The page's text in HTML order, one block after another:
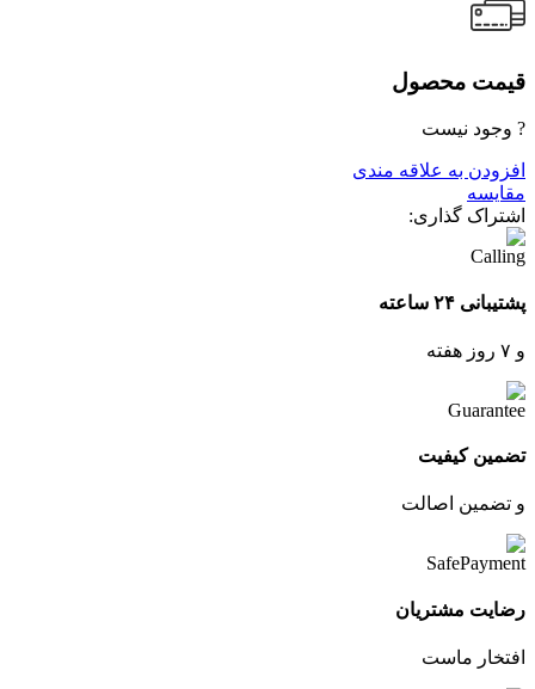
قیمت محصول
? وجود نیست
افزودن به علاقه مندی
مقایسه
اشتراک گذاری:
پشتیبانی ۲۴ ساعته
و ۷ روز هفته
تضمین کیفیت
و تضمین اصالت
رضایت مشتریان
افتخار ماست